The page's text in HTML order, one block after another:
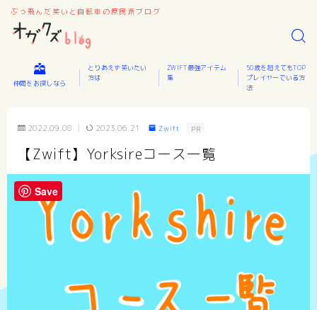
ぶっ飛んだ笑いと自転車の庶民派ブログ
仲間をお探しなら
とりあえず笑いたい
方は
ZWIFT最強アイテム
集
50歳を超えてもTOP
プレイヤーでいる方
法
2022.09.08 2023.06.21 Zwift PR
【Zwift】Yorksireコース一覧
Save